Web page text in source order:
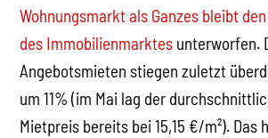
Wohnungsmarkt als Ganzes bleibt
des Immobilienmarktes unterworfen.
Angebotsmieten stiegen zuletzt
um 11% (im Mai lag der
Mietpreis bereits bei 15,15 €/m²). Das